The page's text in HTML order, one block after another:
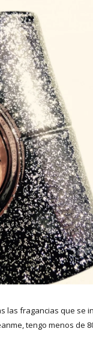
las fragancias que se
tengo menos de